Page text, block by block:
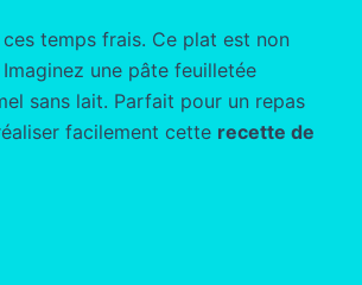
temps frais. Ce plat est non
une pâte feuilletée
sans lait. Parfait pour un repas
facilement cette recette de